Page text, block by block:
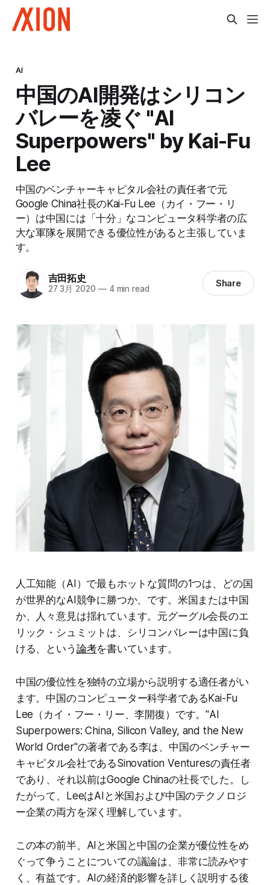
AI
中国のAI開発はシリコン
バレーを凌ぐ "AI
Superpowers" by Kai-Fu
Lee
中国のベンチャーキャピタル会社の責任者で元
Google China社長のKai-Fu Lee（カイ・フー・リ
ー）は中国には「十分」なコンピュータ科学者の広
大な軍隊を展開できる優位性があると主張していま
す。
吉田拓史
27 3月 2020 —4 min read Share
人工知能（AI）で最もホットな質問の1つは、どの国
が世界的なAI競争に勝つか、です。米国または中国
か、人々意見は揺れています。元グーグル会長のエ
リック・シュミットは、シリコンバレーは中国に負
ける、という 論考を書いています。
中国の優位性を独特の立場から説明する適任者がい
ます。中国のコンピューター科学者であるKai-Fu
Lee（カイ・フー・リー、李開復）です。"AI
Superpowers: China, Silicon Valley, and the New
World Order"の著者である李は、中国のベンチャー
キャピタル会社であるSinovation Venturesの責任者
であり、それ以前はGoogle Chinaの社長でした。し
たがって、LeeはAIと米国および中国のテクノロジ
ー企業の両方を深く理解しています。
この本の前半、AIと米国と中国の企業が優位性をめ
ぐって争うことについての議論は、非常に読みやす
く、有益です。AIの経済的影響を詳しく説明する後